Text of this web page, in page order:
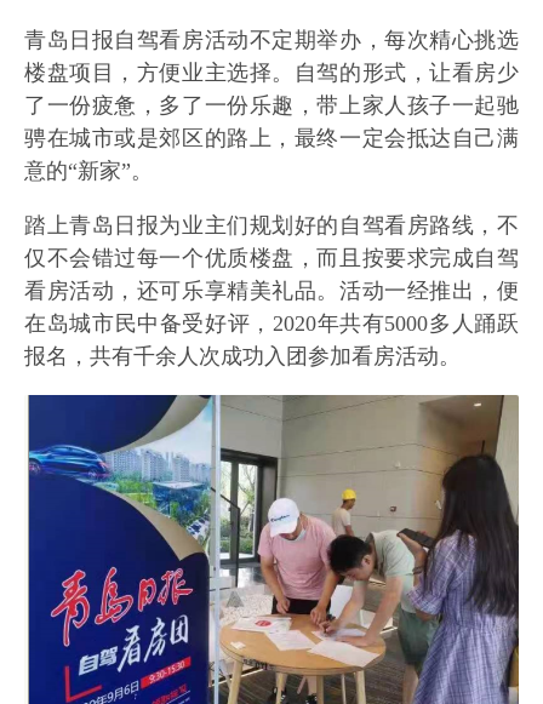
青岛日报自驾看房活动不定期举办，每次精心挑选
楼盘项目，方便业主选择。自驾的形式，让看房少
了一份疲惫，多了一份乐趣，带上家人孩子一起驰
骋在城市或是郊区的路上，最终一定会抵达自己满
意的“新家”。
踏上青岛日报为业主们规划好的自驾看房路线，不
仅不会错过每一个优质楼盘，而且按要求完成自驾
看房活动，还可乐享精美礼品。活动一经推出，便
在岛城市民中备受好评，2020年共有5000多人踊跃
报名，共有千余人次成功入团参加看房活动。